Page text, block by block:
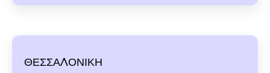
ΘΕΣΣΑΛΟΝΙΚΗ